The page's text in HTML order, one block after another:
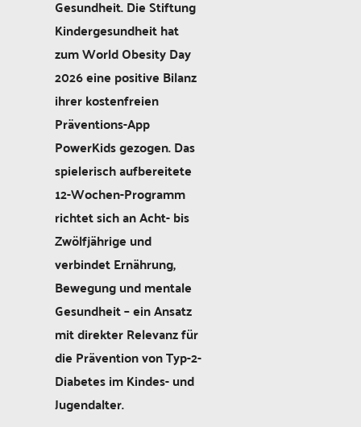
Gesundheit. Die Stiftung
Kindergesundheit hat
zum World Obesity Day
2026 eine positive Bilanz
ihrer kostenfreien
Präventions-App
PowerKids gezogen. Das
spielerisch aufbereitete
12-Wochen-Programm
richtet sich an Acht- bis
Zwölfjährige und
verbindet Ernährung,
Bewegung und mentale
Gesundheit – ein Ansatz
mit direkter Relevanz für
die Prävention von Typ-2-
Diabetes im Kindes- und
Jugendalter.